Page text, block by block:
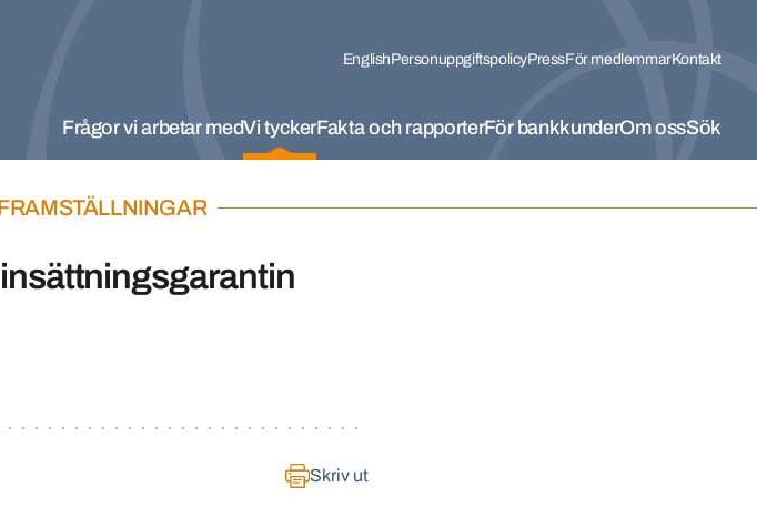
EnglishPersonuppgiftspolicyPressFör medlemmarKontakt
Frågor vi arbetar medVi tyckerFakta och rapporterFör bankkunderOm ossSök
Skriv ut